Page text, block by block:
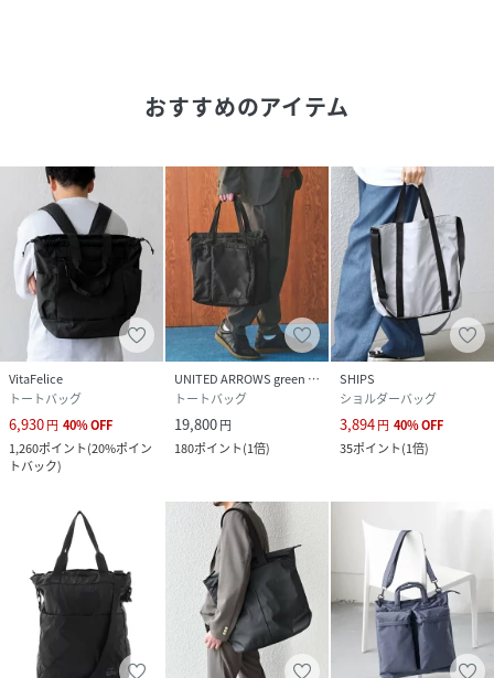
お気に入り登録された商品は、マイページにて現在の価格情
報や在庫状況の確認が可能です。
お買い物リストの管理にぜひご利用ください。
性別タイプ メンズ
原産国 中国
素材
本体 :
ポリエステル100%,裏地 :
ポリエステル85%,ポリウレタン15%,別布 :
ナイロン100%
-
品番
RM6079_DR26230
DR26230-1180301-hn-1 RM6079
おすすめのアイテム
VitaFelice
トートバッグ
6,930円 40%OFF
1,260ポイント(20%ポイン
トバック)
UNITED ARROWS green label relaxing
トートバッグ
19,800円
180ポイント(1倍)
SHIPS
ショルダーバッグ
3,894円 40%OFF
35ポイント(1倍)